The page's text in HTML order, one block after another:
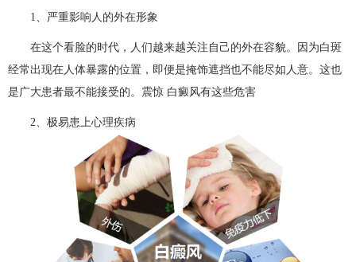
1、严重影响人的外在形象
在这个看脸的时代，人们越来越关注自己的外在容貌。因为白斑
经常出现在人体暴露的位置，即便是掩饰遮挡也不能尽如人意。这也
是广大患者最不能接受的。震惊 白癜风有这些危害
2、极易患上心理疾病